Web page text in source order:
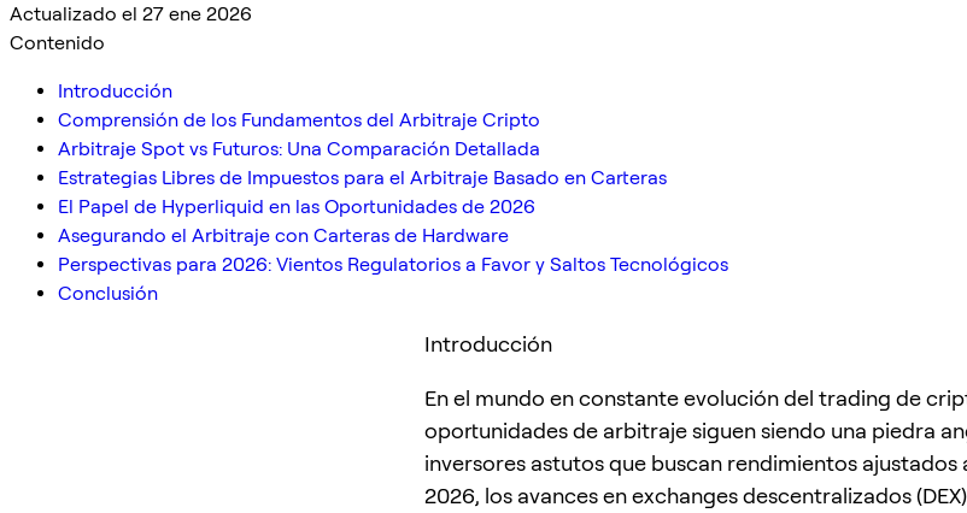
Actualizado el 27 ene 2026
Contenido
Introducción
Comprensión de los Fundamentos del Arbitraje Cripto
Arbitraje Spot vs Futuros: Una Comparación Detallada
Estrategias Libres de Impuestos para el Arbitraje Basado en Carteras
El Papel de Hyperliquid en las Oportunidades de 2026
Asegurando el Arbitraje con Carteras de Hardware
Perspectivas para 2026: Vientos Regulatorios a Favor y Saltos Tecnológicos
Conclusión
Introducción
En el mundo en constante evolución del trading de
oportunidades de arbitraje siguen siendo una piedra
inversores astutos que buscan rendimientos ajustados
2026, los avances en exchanges descentralizados